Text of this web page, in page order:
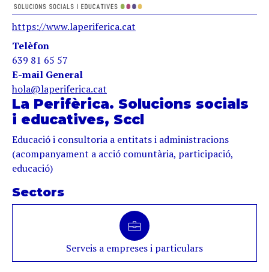
https://www.laperiferica.cat
Telèfon
639 81 65 57
E-mail General
hola@laperiferica.cat
La Perifèrica. Solucions socials
i educatives, Sccl
Educació i consultoria a entitats i administracions
(acompanyament a acció comuntària, participació,
educació)
Sectors
Serveis a empreses i particulars